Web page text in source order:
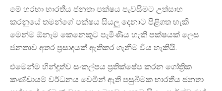
මේ හරහා භාරතීය ජනතා පක්ෂය පැවසීමට උත්සාහ
කරනුයේ තමන්ගේ පක්ෂය සියලු දෙනාට පිළිගත හැකි
මෙන්ම ඕනෑම කෙනෙකුට පැමිණිය හැකි පක්ෂයක් ලෙස
ජනතාව අතර ප්‍රසාදයක් ඇතිකර ගැනීම විය හැකියි.
එමෙන්ම හින්දූත්ව සංකල්පය ප්‍රතික්ෂේප කරන ගෝත්‍රික
කණ්ඩායම් වර්ධනය වෙමින් ඇති පසුබිමක භාරතීය ජනතා